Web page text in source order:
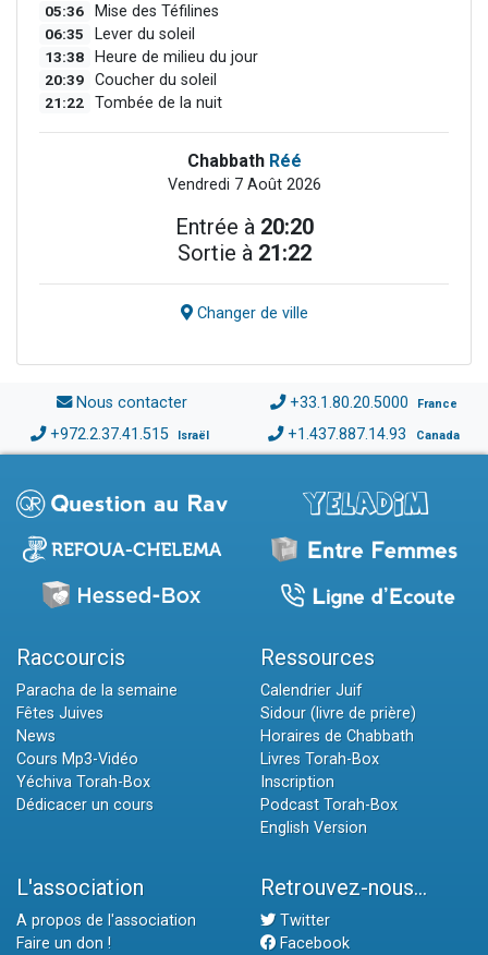
05:36 Mise des Téfilines
06:35 Lever du soleil
13:38 Heure de milieu du jour
20:39 Coucher du soleil
21:22 Tombée de la nuit
Chabbath Réé
Vendredi 7 Août 2026
Entrée à 20:20
Sortie à 21:22
Changer de ville
Nous contacter +33.1.80.20.5000 France
+972.2.37.41.515 Israël +1.437.887.14.93 Canada
Raccourcis
Paracha de la semaine
Fêtes Juives
News
Cours Mp3-Vidéo
Yéchiva Torah-Box
Dédicacer un cours
Ressources
Calendrier Juif
Sidour (livre de prière)
Horaires de Chabbath
Livres Torah-Box
Inscription
Podcast Torah-Box
English Version
L'association
A propos de l'association
Faire un don !
Retrouvez-nous...
Twitter
Facebook